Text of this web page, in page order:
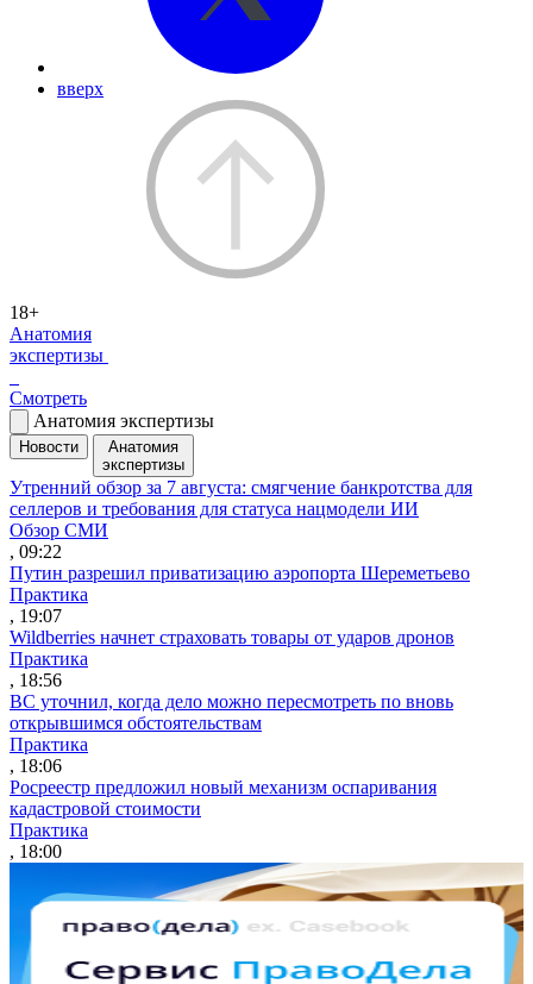
вверх
18+
Анатомия
экспертизы
Смотреть
Анатомия экспертизы
Новости
Анатомия
экспертизы
Утренний обзор за 7 августа: смягчение банкротства для
селлеров и требования для статуса нацмодели ИИ
Обзор СМИ
, 09:22
Путин разрешил приватизацию аэропорта Шереметьево
Практика
, 19:07
Wildberries начнет страховать товары от ударов дронов
Практика
, 18:56
ВС уточнил, когда дело можно пересмотреть по вновь
открывшимся обстоятельствам
Практика
, 18:06
Росреестр предложил новый механизм оспаривания
кадастровой стоимости
Практика
, 18:00